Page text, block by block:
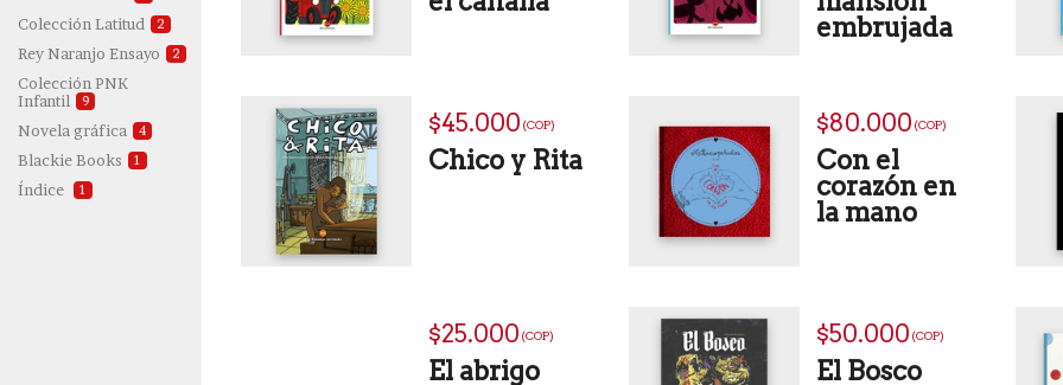
Colección Latitud 2
Rey Naranjo Ensayo 2
Colección PNK
Infantil
9
Novela gráfica 4
Blackie Books 1
Índice 1
embrujada
$45.000(COP)
Chico y Rita
$80.000(COP)
Con el
corazón en
la mano
$25.000(COP)
El abrigo
$50.000(COP)
El Bosco